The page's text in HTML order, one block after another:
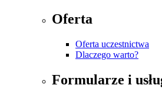
Oferta
Oferta uczestnictwa
Dlaczego warto?
Formularze i